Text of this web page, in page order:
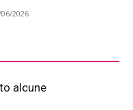
2026
alcune